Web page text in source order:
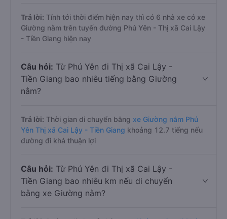
Trả lời: Tính tới thời điểm hiện nay thì có 6 nhà xe có xe
Giường nằm trên tuyến đường Phú Yên - Thị xã Cai Lậy
- Tiền Giang hiện nay
Câu hỏi: Từ Phú Yên đi Thị xã Cai Lậy -
Tiền Giang bao nhiêu tiếng bằng Giường
nằm?
Trả lời: Thời gian di chuyển bằng xe Giường nằm Phú
Yên Thị xã Cai Lậy - Tiền Giang khoảng 12.7 tiếng nếu
đường đi khá thuận lợi
Câu hỏi: Từ Phú Yên đi Thị xã Cai Lậy -
Tiền Giang bao nhiêu km nếu di chuyển
bằng xe Giường nằm?